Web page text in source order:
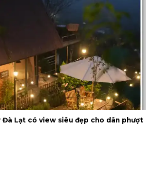
Đà Lạt có view siêu đẹp cho dân phượt